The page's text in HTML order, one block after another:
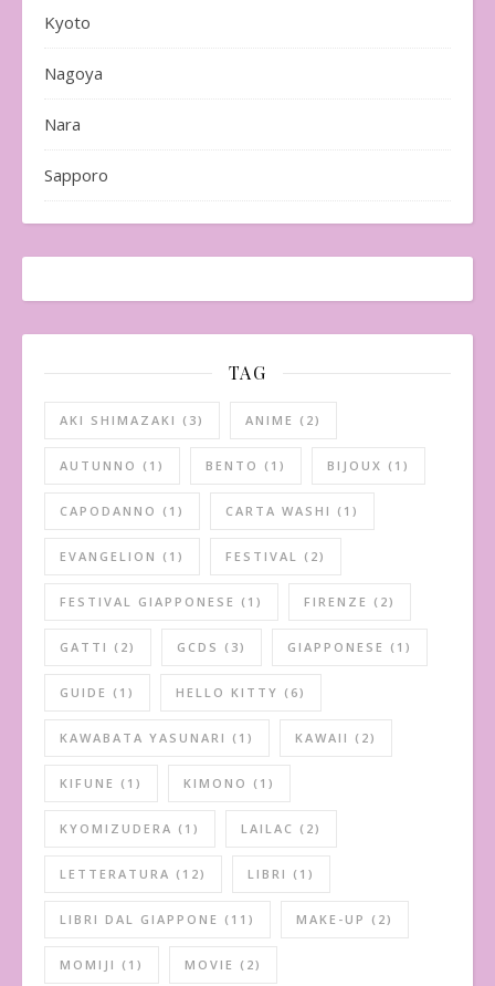
Kyoto
Nagoya
Nara
Sapporo
TAG
AKI SHIMAZAKI (3) ANIME (2)
AUTUNNO (1) BENTO (1) BIJOUX (1)
CAPODANNO (1) CARTA WASHI (1)
EVANGELION (1) FESTIVAL (2)
FESTIVAL GIAPPONESE (1) FIRENZE (2)
GATTI (2) GCDS (3) GIAPPONESE (1)
GUIDE (1) HELLO KITTY (6)
KAWABATA YASUNARI (1) KAWAII (2)
KIFUNE (1) KIMONO (1)
KYOMIZUDERA (1) LAILAC (2)
LETTERATURA (12) LIBRI (1)
LIBRI DAL GIAPPONE (11) MAKE-UP (2)
MOMIJI (1) MOVIE (2)